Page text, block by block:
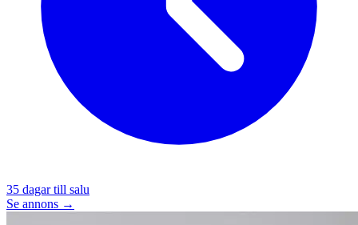
35 dagar till salu
Se annons →